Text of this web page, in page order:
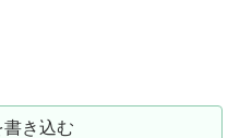
書き込む